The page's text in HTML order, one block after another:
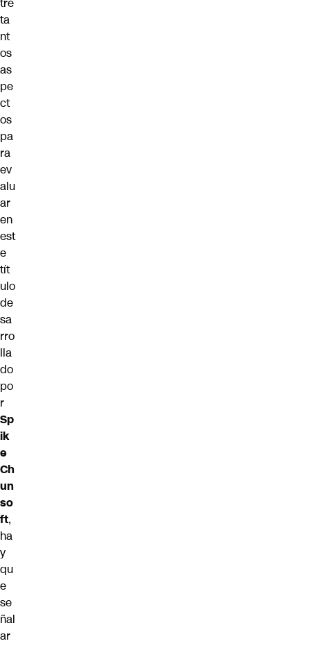
tre
ta
nt
os
as
pe
ct
os
pa
ra
ev
alu
ar
en
est
e
tít
ulo
de
sa
rro
lla
do
po
r
Sp
ik
e
Ch
un
so
ft,
ha
y
qu
e
se
ñal
ar